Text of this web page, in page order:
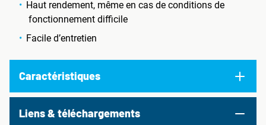
Haut rendement, même en cas de conditions de
fonctionnement difficile
Facile d’entretien
Caractéristiques
Liens & téléchargements